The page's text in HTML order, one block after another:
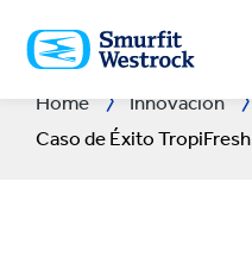
AL
CONTENIDO
PRINCIPAL
Home Innovación
Caso de Éxito TropiFresh